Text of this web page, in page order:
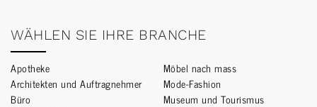
WÄHLEN SIE IHRE BRANCHE
Apotheke
Architekten und Auftragnehmer
Büro
Möbel nach mass
Mode-Fashion
Museum und Tourismus